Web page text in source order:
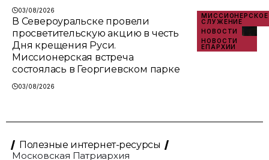
03/08/2026
МИССИОНЕРСКОЕ
СЛУЖЕНИЕ
НОВОСТИ
НОВОСТИ
ЕПАРХИИ
В Североуральске провели
просветительскую акцию в честь
Дня крещения Руси.
Миссионерская встреча
состоялась в Георгиевском парке
03/08/2026
Полезные интернет-ресурсы
Московская Патриархия